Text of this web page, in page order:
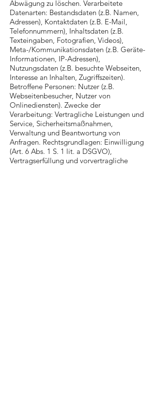
Abwägung zu löschen. Verarbeitete
Datenarten: Bestandsdaten (z.B. Namen,
Adressen), Kontaktdaten (z.B. E-Mail,
Telefonnummern), Inhaltsdaten (z.B.
Texteingaben, Fotografien, Videos),
Meta-/Kommunikationsdaten (z.B. Geräte-
Informationen, IP-Adressen),
Nutzungsdaten (z.B. besuchte Webseiten,
Interesse an Inhalten, Zugriffszeiten).
Betroffene Personen: Nutzer (z.B.
Webseitenbesucher, Nutzer von
Onlinediensten). Zwecke der
Verarbeitung: Vertragliche Leistungen und
Service, Sicherheitsmaßnahmen,
Verwaltung und Beantwortung von
Anfragen. Rechtsgrundlagen: Einwilligung
(Art. 6 Abs. 1 S. 1 lit. a DSGVO),
Vertragserfüllung und vorvertragliche